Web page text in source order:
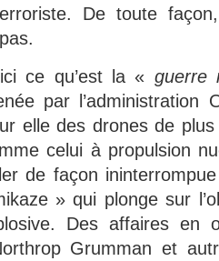
De toute
ce qu’est la « guerre
par l’administration
elle des drones de
celui à propulsion
de façon
» qui plonge sur
Des affaires en
Grumman et